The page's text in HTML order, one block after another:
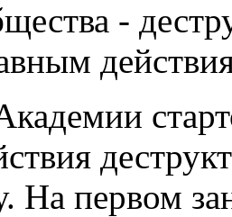
-
На первом